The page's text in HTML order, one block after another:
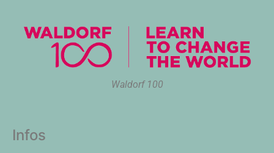
Waldorf 100
Infos